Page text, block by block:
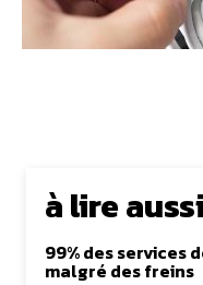
à lire aussi
99% des services
malgré des freins